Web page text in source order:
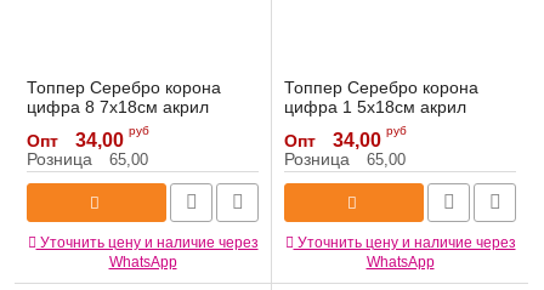
Топпер Серебро корона
цифра 8 7х18см акрил
Артикул: 6231658
Опт 34,00 руб
Розница 65,00
Уточнить цену и наличие через
WhatsApp
Топпер Серебро корона
цифра 1 5х18см акрил
Артикул: 6231651
Опт 34,00 руб
Розница 65,00
Уточнить цену и наличие через
WhatsApp